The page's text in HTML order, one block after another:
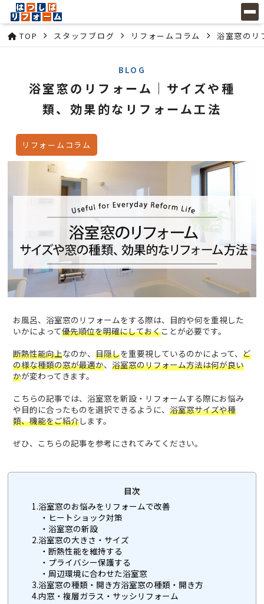
TOP スタッフブログ リフォームコラム 浴室窓のリ
BLOG
浴室窓のリフォーム｜サイズや種
類、効果的なリフォーム工法
リフォームコラム
お風呂、浴室窓のリフォームをする際は、目的や何を重視した
いかによって優先順位を明確にしておくことが必要です。
断熱性能向上なのか、 目隠しを重要視しているのかによって、 ど
の様な種類の窓が最適か、 浴室窓のリフォーム方法は何が良い
かが変わってきます。
こちらの記事では、浴室窓を新設・リフォームする際にお悩み
や目的に合ったものを選択できるように、 浴室窓サイズや種
類、機能をご紹介します。
ぜひ、こちらの記事を参考にされてみてください。
目次
1.浴室窓のお悩みをリフォームで改善
・ヒートショック対策
・浴室窓の新設
2.浴室窓の大きさ・サイズ
・断熱性能を維持する
・プライバシー保護する
・周辺環境に合わせた浴室窓
3.浴室窓の種類・開き方浴室窓の種類・開き方
4.内窓・複層ガラス・サッシリフォーム